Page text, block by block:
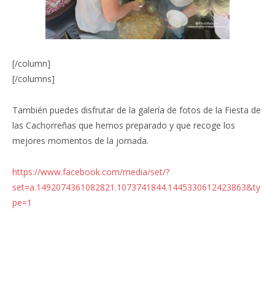
[/column]
[/columns]
También puedes disfrutar de la galería de fotos de la Fiesta de
las Cachorreñas que hemos preparado y que recoge los
mejores momentos de la jornada.
https://www.facebook.com/media/set/?
set=a.1492074361082821.1073741844.1445330612423863&ty
pe=1